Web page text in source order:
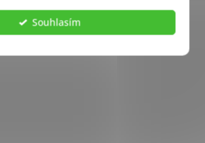
Souhlasím